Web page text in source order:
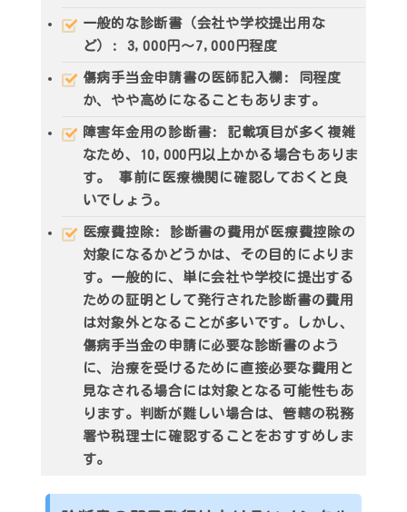
一般的な診断書（会社や学校提出用な
ど）: 3,000円～7,000円程度
傷病手当金申請書の医師記入欄: 同程度
か、やや高めになることもあります。
障害年金用の診断書: 記載項目が多く複雑
なため、
10,000円以上かかる場合もありま
す。 事前に医療機関に確認しておくと良
いでしょう。
医療費控除 : 診断書の費用が医療費控除の
対象になるかどうかは、その目的によりま
す。一般的に、単に会社や学校に提出する
ための証明として発行された診断書の費用
は対象外となることが多いです。しかし、
傷病手当金の申請に必要な診断書のよう
に、治療を受けるために直接必要な費用と
見なされる場合には対象となる可能性もあ
ります。判断が難しい場合は、管轄の税務
署や税理士に確認することをおすすめしま
す。